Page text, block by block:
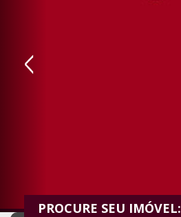
PROCURE SEU IMÓVEL: